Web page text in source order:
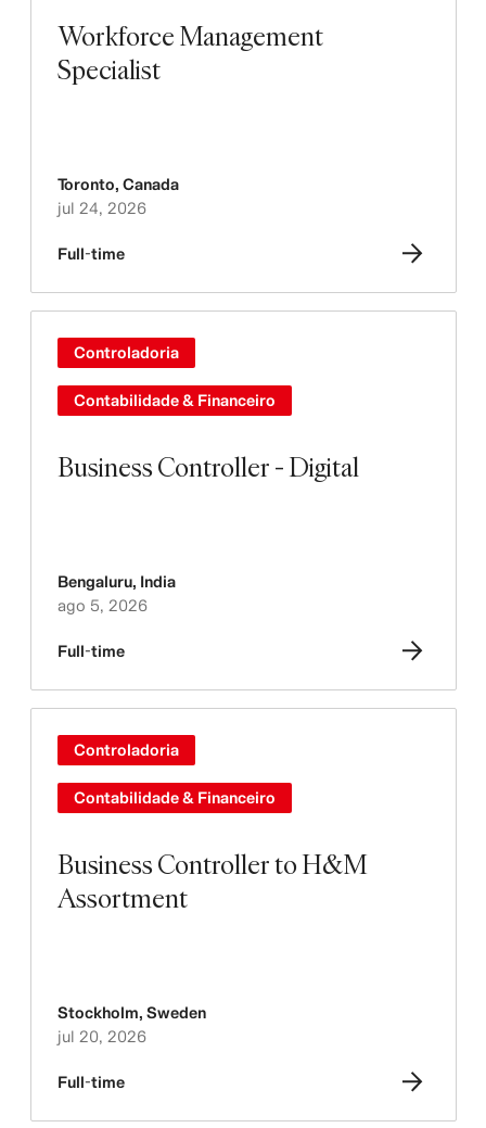
Workforce Management
Specialist
Toronto, Canada
jul 24, 2026
Full-time
Business Controller - Digital
Controladoria
Contabilidade & Financeiro
Bengaluru, India
ago 5, 2026
Full-time
Business Controller to H&M
Assortment
Controladoria
Contabilidade & Financeiro
Stockholm, Sweden
jul 20, 2026
Full-time